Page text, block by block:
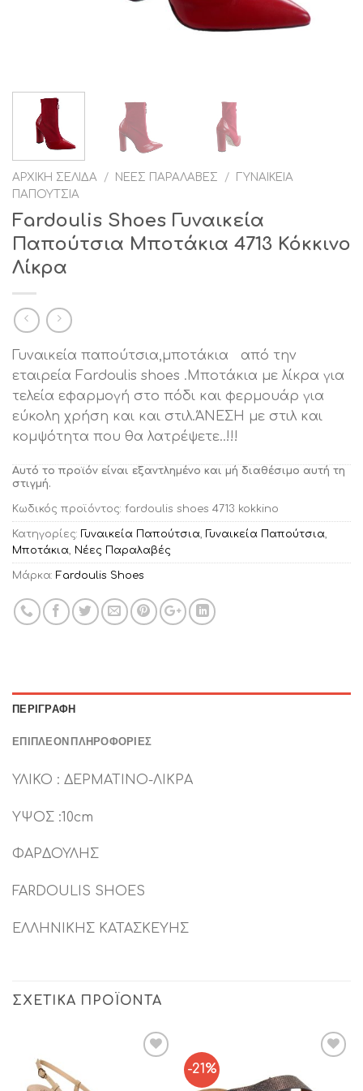
ΑΡΧΙΚΉ ΣΕΛΊΔΑ / ΝΈΕΣ ΠΑΡΑΛΑΒΈΣ /
ΓΥΝΑΙΚΕΊΑ
ΠΑΠΟΎΤΣΙΑ
Fardoulis Shoes Γυναικεία
Παπούτσια Μποτάκια 4713 Κόκκινο
Λίκρα
Γυναικεία παπούτσια,μποτάκια από την
εταιρεία Fardoulis shoes .Μποτάκια με λίκρα για
τελεία εφαρμογή στο πόδι και φερμουάρ για
εύκολη χρήση και και στιλ.ΆΝΕΣΗ με στιλ και
κομψότητα που θα λατρέψετε..!!!
Αυτό το προϊόν είναι εξαντλημένο και μή διαθέσιμο αυτή τη
στιγμή.
Κωδικός προϊόντος: fardoulis shoes 4713 kokkino
Κατηγορίες: Γυναικεία Παπούτσια, Γυναικεία Παπούτσια,
Μποτάκια, Νέες Παραλαβές
Μάρκα: Fardoulis Shoes
ΠΕΡΙΓΡΑΦΉ
ΕΠΙΠΛΈΟΝ ΠΛΗΡΟΦΟΡΊΕΣ
ΥΛΙΚΟ : ΔΕΡΜΑΤΙΝO-ΛΙΚΡΑ
ΥΨΟΣ :10cm
ΦΑΡΔΟΥΛΗΣ
FARDOULIS SHOES
ΕΛΛΗΝΙΚΗΣ ΚΑΤΑΣΚΕΥΗΣ
ΣΧΕΤΙΚΆ ΠΡΟΪΌΝΤΑ
-21%